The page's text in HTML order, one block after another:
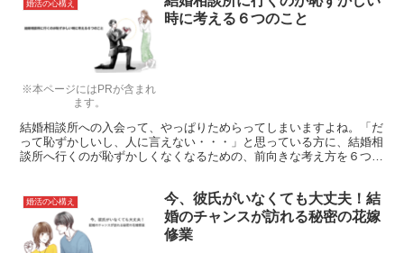
※本ページにはPRが含まれ
ます。
婚活の心構え
時に考える６つのこと
結婚相談所への入会って、やっぱりためらってしまいますよね。「だ
って恥ずかしいし、人に言えない・・・」と思っている方に、結婚相
談所へ行くのが恥ずかしくなくなるための、前向きな考え方を６つご
婚活の心構え
今、彼氏がいなくても大丈夫！結
婚のチャンスが訪れる秘密の花嫁
修業